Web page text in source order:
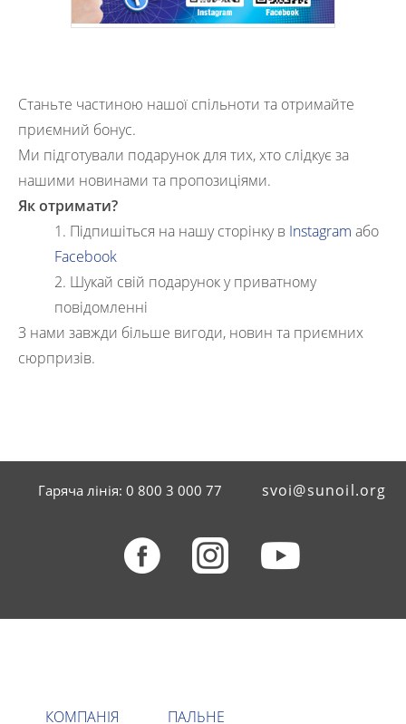
Станьте частиною нашої спільноти та отримайте
приємний бонус.
Ми підготували подарунок для тих, хто слідкує за
нашими новинами та пропозиціями.
Як отримати?
1. Підпишіться на нашу сторінку в Instagram або
Facebook
2. Шукай свій подарунок у приватному
повідомленні
З нами завжди більше вигоди, новин та приємних
сюрпризів.
Гаряча лінія: 0 800 3 000 77 svoi@sunoil.org
КОМПАНІЯ ПАЛЬНЕ